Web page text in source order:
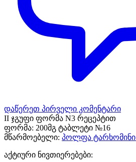
დაწერეთ პირველი კომენტარი
II ჯგუფი ფორმა N3 რეცეპტით
ფორმა: 200მგ ტაბლეტი №16
მწარმოებელი: პოლფა ტარხომინი
აქტიური ნივთიერებები: